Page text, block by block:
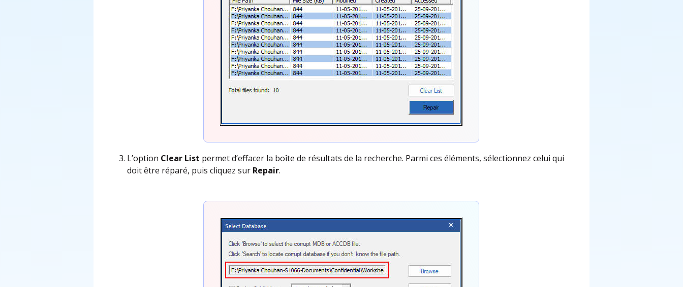
L’option Clear List permet d’effacer la boîte de résultats de la recherche. Parmi ces éléments, sélectionnez celui qui
doit être réparé, puis cliquez sur Repair.